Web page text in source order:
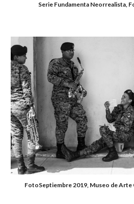
Serie Fundamenta Neorrealista,
FotoSeptiembre 2019, Museo de Arte